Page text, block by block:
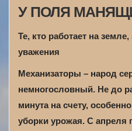
У ПОЛЯ
Те, кто работает на
уважения
Механизаторы – народ
немногословный. Не до
минута на счету,
уборки урожая. С апреля